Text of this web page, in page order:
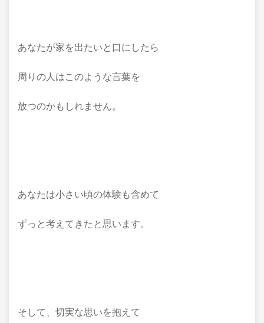
あなたが家を出たいと口にしたら
周りの人はこのような言葉を
放つのかもしれません。
あなたは小さい頃の体験も含めて
ずっと考えてきたと思います。
そして、切実な思いを抱えて